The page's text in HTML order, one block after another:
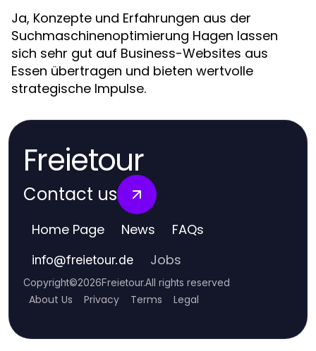
Ja, Konzepte und Erfahrungen aus der
Suchmaschinenoptimierung Hagen lassen
sich sehr gut auf Business-Websites aus
Essen übertragen und bieten wertvolle
strategische Impulse.
Freietour
Contact us
Home Page News FAQs
info@freietour.de Jobs
Copyright©2026Freietour.All rights reserved
About Us Privacy Terms Legal